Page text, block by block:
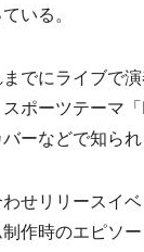
いる。
でにライブで
ポーツテーマ
ーなどで知ら
せリリースイ
作時のエピソ